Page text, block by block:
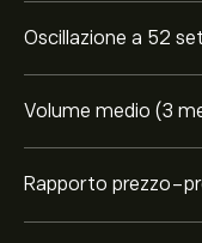
Oscillazione a 52
Volume medio (3
Rapporto prezzo-